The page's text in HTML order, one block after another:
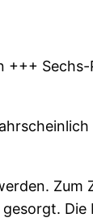
+++ Sechs-
Zum
Die